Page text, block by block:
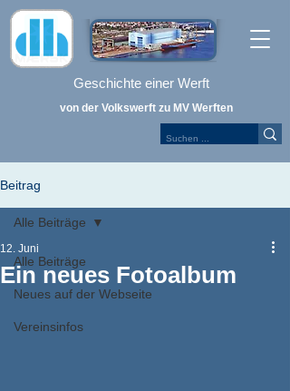
Geschichte einer Werft
von der Volkswerft zu MV Werften
Beitrag
Alle Beiträge
Neues auf der Webseite
Vereinsinfos
Alle Beiträge
Ein neues Fotoalbum
12. Juni